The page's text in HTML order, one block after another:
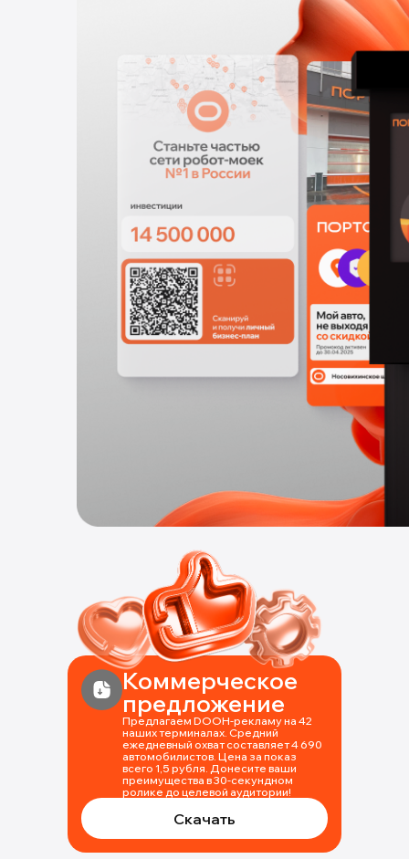
Коммерческое
предложение
Предлагаем DOOH-рекламу на 42
наших терминалах. Средний
ежедневный охват составляет 4 690
автомобилистов. Цена за показ
всего 1,5 рубля. Донесите ваши
преимущества в 30-секундном
ролике до целевой аудитории!
Скачать